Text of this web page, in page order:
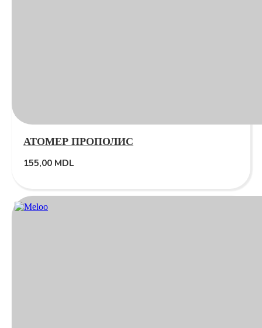
АТОМЕР ПРОПОЛИС
155,00 MDL